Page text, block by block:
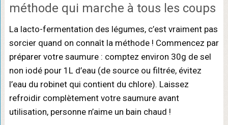
méthode qui marche à tous les coups
La lacto-fermentation des légumes, c’est vraiment pas
sorcier quand on connaît la méthode ! Commencez par
préparer votre saumure : comptez environ 30g de sel
non iodé pour 1L d’eau (de source ou filtrée, évitez
l’eau du robinet qui contient du chlore). Laissez
refroidir complètement votre saumure avant
utilisation, personne n’aime un bain chaud !